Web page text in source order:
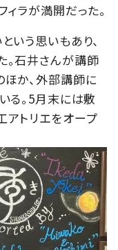
ィラが満開だった。
いう思いもあり、
。石井さんが講師
か、外部講師に
る。5月末には敷
トリエをオープ